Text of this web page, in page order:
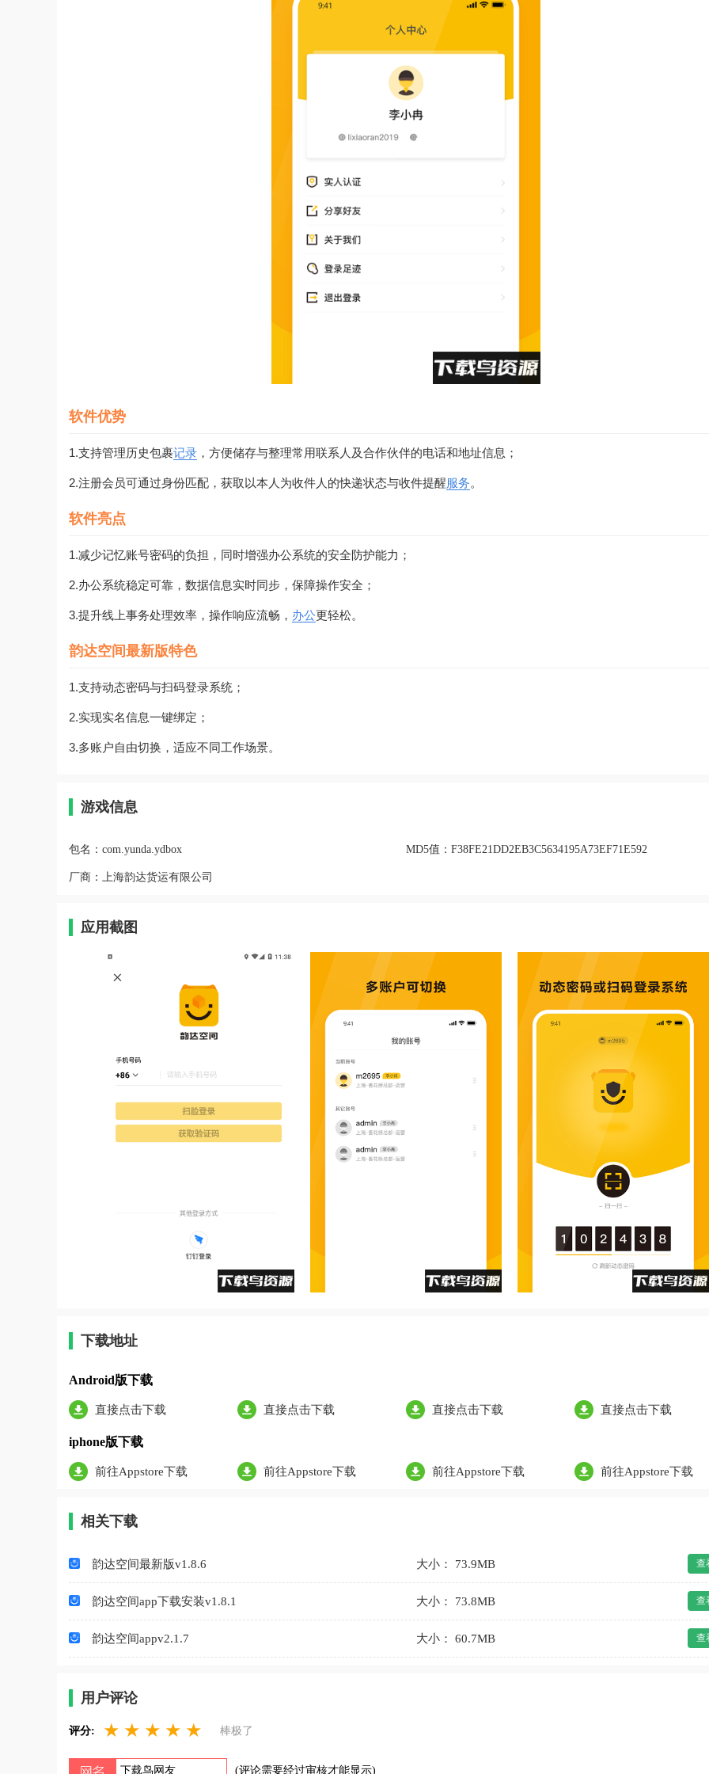
软件优势
1.支持管理历史包裹记录 ，方便储存与整理常用联系人及合作伙伴的电话和地址信息；
2.注册会员可通过身份匹配，获取以本人为收件人的快递状态与收件提醒服务。
软件亮点
1.减少记忆账号密码的负担，同时增强办公系统的安全防护能力；
2.办公系统稳定可靠，数据信息实时同步，保障操作安全；
3.提升线上事务处理效率，操作响应流畅， 办公更轻松。
韵达空间最新版特色
1.支持动态密码与扫码登录系统；
2.实现实名信息一键绑定；
3.多账户自由切换，适应不同工作场景。
游戏信息
包名： com.yunda.ydbox MD5值： F38FE21DD2EB3C5634195A73EF71E592
厂商： 上海韵达货运有限公司
应用截图
下载地址
Android版下载
直接点击下载 直接点击下载 直接点击下载 直接点击下载
iphone版下载
前往Appstore下载 前往Appstore下载 前往Appstore下载 前往Appstore下载
相关下载
韵达空间最新版v1.8.6 大小： 73.9MB 查
韵达空间app下载安装v1.8.1 大小： 73.8MB 查
韵达空间appv2.1.7 大小： 60.7MB 查
用户评论
评分: ★ ★ ★ ★ ★ 棒极了
(评论需要经过审核才能显示)